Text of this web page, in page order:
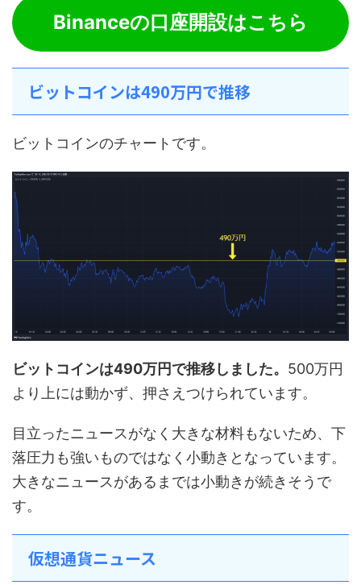
Binanceの口座開設はこちら
ビットコインは490万円で推移
ビットコインのチャートです。
ビットコインは490万円で推移しました。 500万円
より上には動かず、押さえつけられています。
目立ったニュースがなく大きな材料もないため、下
落圧力も強いものではなく小動きとなっています。
大きなニュースがあるまでは小動きが続きそうで
す。
仮想通貨ニュース